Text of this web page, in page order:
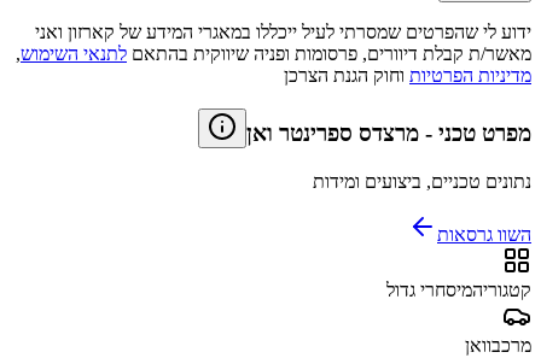
ידוע לי שהפרטים שמסרתי לעיל ייכללו במאגרי המידע של קארזון ואני
מאשר/ת קבלת דיוורים, פרסומות ופניה שיווקית בהתאם לתנאי השימוש,
מדיניות הפרטיות וחוק הגנת הצרכן
מפרט טכני - מרצדס ספרינטר ואן
נתונים טכניים, ביצועים ומידות
השוו גרסאות
קטגוריהמיסחרי גדול
מרכבוואן